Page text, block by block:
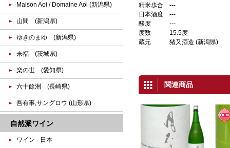
精米歩合
‐‐‐
日本酒度
‐‐‐
酸度
‐‐‐
度数
15.5度
蔵元
猪又酒造 (新潟県)
関連商品
Maison Aoi / Domaine Aoi (新潟県)
山間 (新潟県)
ゆきのまゆ (新潟県)
来福 (茨城県)
楽の世 (愛知県)
六十餘洲 (長崎県)
吾有事,サングロウ (山形県)
自然派ワイン
ワイン - 日本